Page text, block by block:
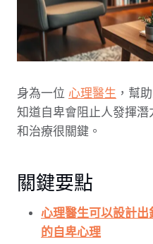
身為一位 心理醫生 ，幫
知道自卑會阻止人發揮潛
和治療很關鍵。
關鍵要點
心理醫生可以設計
的自卑心理